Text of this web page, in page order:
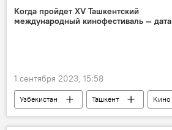
золотая медаль
чемпионат мира
Ахаджон Мухторов
Когда пройдет XV Ташкентский
международный кинофестиваль — дата
1 сентября 2023, 15:58
Узбекистан Ташкент
Кино
фестиваль